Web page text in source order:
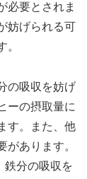
必要とされま
妨げられる可
。
の吸収を妨げ
ーの摂取量に
す。また、他
あります。
鉄分の吸収を